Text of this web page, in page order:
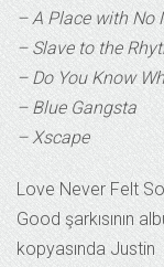
– A Place with No
– Slave to the
– Do You Know
– Blue Gangsta
– Xscape
Love Never Felt So
Good şarkısının
kopyasında Justin